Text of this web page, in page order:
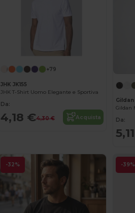
+79
JHK JK155
JHK T-Shirt Uomo Elegante e Sportiva
Da:
4,18 €4,30 € Acquista
Da:
-32% -39%